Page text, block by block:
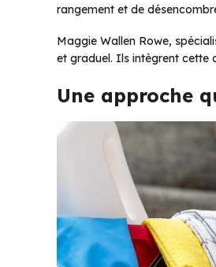
rangement et de
Maggie Wallen Rowe,
et graduel. Ils intègrent cette
Une approche